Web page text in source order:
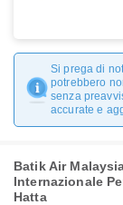
Si prega di
potrebbero
senza
accurate e
Batik Air
Internazionale
Hatta